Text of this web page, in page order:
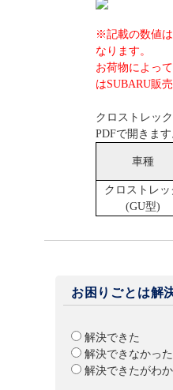
※記載の数値
なります。
お荷物によっ
はSUBARU販
クロストレッ
PDFで開きま
車種
クロストレッ
(GU型)
お困りごとは解
解決できた
解決できなかった
解決できたがわ